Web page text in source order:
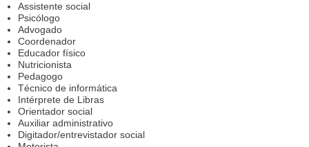
Assistente social
Psicólogo
Advogado
Coordenador
Educador físico
Nutricionista
Pedagogo
Técnico de informática
Intérprete de Libras
Orientador social
Auxiliar administrativo
Digitador/entrevistador social